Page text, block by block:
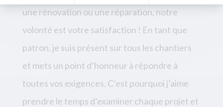
une rénovation ou une réparation, notre
volonté est votre satisfaction ! En tant que
patron, je suis présent sur tous les chantiers
et mets un point d’honneur à répondre à
toutes vos exigences. C’est pourquoi j’aime
prendre le temps d’examiner chaque projet et